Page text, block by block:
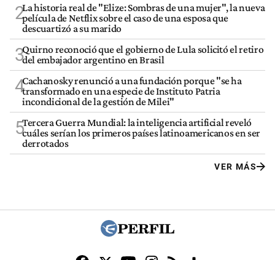
2La historia real de "Elize: Sombras de una mujer", la nueva
película de Netflix sobre el caso de una esposa que
descuartizó a su marido
3Quirno reconoció que el gobierno de Lula solicitó el retiro
del embajador argentino en Brasil
4Cachanosky renunció a una fundación porque "se ha
transformado en una especie de Instituto Patria
incondicional de la gestión de Milei"
5Tercera Guerra Mundial: la inteligencia artificial reveló
cuáles serían los primeros países latinoamericanos en ser
derrotados
VER MÁS